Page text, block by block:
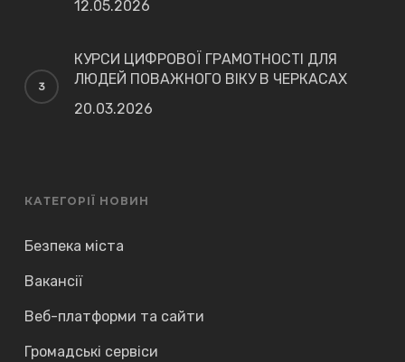
12.05.2026
КУРСИ ЦИФРОВОЇ ГРАМОТНОСТІ ДЛЯ
ЛЮДЕЙ ПОВАЖНОГО ВІКУ В ЧЕРКАСАХ
20.03.2026
КАТЕГОРІЇ НОВИН
Безпека міста
Вакансії
Веб-платформи та сайти
Громадські сервіси